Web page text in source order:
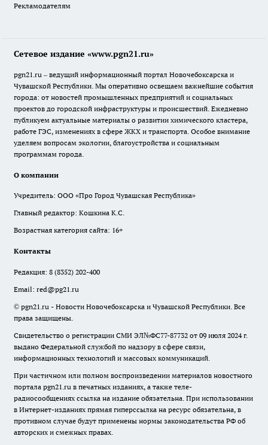
Рекламодателям
Сетевое издание «www.pgn21.ru»
pgn21.ru – ведущий информационный портал Новочебоксарска и
Чувашской Республики. Мы оперативно освещаем важнейшие события
города: от новостей промышленных предприятий и социальных
проектов до городской инфраструктуры и происшествий. Ежедневно
публикуем актуальные материалы о развитии химического кластера,
работе ГЭС, изменениях в сфере ЖКХ и транспорта. Особое внимание
уделяем вопросам экологии, благоустройства и социальным
программам города.
О компании
Учредитель: ООО «Про Город Чувашская Республика»
Главный редактор: Кошкина К.С.
Возрастная категория сайта: 16+
Контакты
Редакция: 8 (8352) 202-400
Email: red@pg21.ru
© pgn21.ru - Новости Новочебоксарска и Чувашской Республики. Все
права защищены.
Свидетельство о регистрации СМИ ЭЛ№ФС77-87732 от 09 июля 2024 г.
выдано Федеральной службой по надзору в сфере связи,
информационных технологий и массовых коммуникаций.
При частичном или полном воспроизведении материалов новостного
портала pgn21.ru в печатных изданиях, а также теле-
радиосообщениях ссылка на издание обязательна. При использовании
в Интернет-изданиях прямая гиперссылка на ресурс обязательна, в
противном случае будут применены нормы законодательства РФ об
авторских и смежных правах.